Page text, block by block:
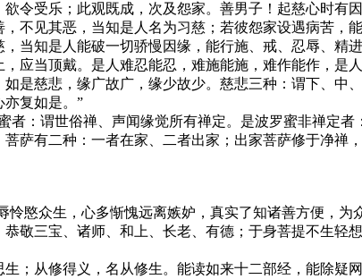
受乐；此观既成，次及怨家。善男子！起慈心时有
不见其恶，当知是人名为习慈；若彼怨家设遇病苦，
当知是人能破一切骄慢因缘，能行施、戒、忍辱、精
应当顶戴。是人难忍能忍，难施能施，难作能作，是
慈悲，缘广故广，缘少故少。慈悲三种：谓下、中
复如是。”
：谓世俗禅、声闻缘觉所有禅定。是波罗蜜非禅定
萨有二种：一者在家、二者出家；出家菩萨修于净禅
愍众生，心多惭愧远离嫉妒，真实了知诸善方便，为
敬三宝、诸师、和上、长老、有德；于身菩提不生轻
；从修得义，名从修生。能读如来十二部经，能除疑